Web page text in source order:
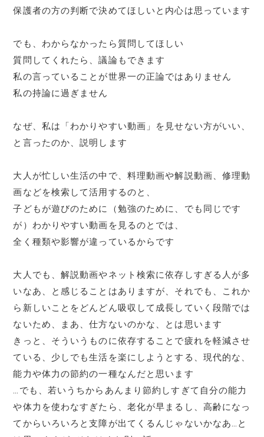
保護者の方の判断で決めてほしいと内心は思っています
でも、わからなかったら質問してほしい
質問してくれたら、議論もできます
私の言っていることが世界一の正論ではありません
私の持論に過ぎません
なぜ、私は「わかりやすい動画」を見せない方がいい、
と言ったのか、説明します
大人が忙しい生活の中で、料理動画や解説動画、修理動
画などを検索して活用するのと、
子どもが遊びのために（勉強のために、でも同じです
が）わかりやすい動画を見るのとでは、
全く種類や影響が違っているからです
大人でも、解説動画やネット検索に依存しすぎる人が多
いなあ、と感じることはありますが、それでも、これか
ら新しいことをどんどん吸収して成長していく段階では
ないため、まあ、仕方ないのかな、とは思います
きっと、そういうものに依存することで疲れを軽減させ
ている、少しでも生活を楽にしようとする、現代的な、
能力や体力の節約の一種なんだと思います
…でも、若いうちからあんまり節約しすぎて自分の能力
や体力を使わなすぎたら、老化が早まるし、高齢になっ
てからいろいろと支障が出てくるんじゃないかなあ…と